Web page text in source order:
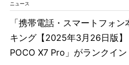
ニュース
「携帯電話・スマートフォ
キング【2025年3月26日版
POCO X7 Pro」がランクイン